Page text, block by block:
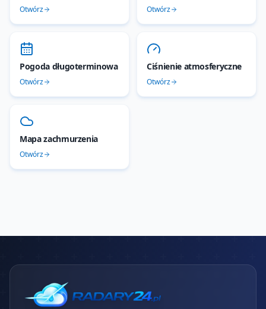
Otwórz Otwórz
Pogoda długoterminowa
Otwórz
Ciśnienie atmosferyczne
Otwórz
Mapa zachmurzenia
Otwórz